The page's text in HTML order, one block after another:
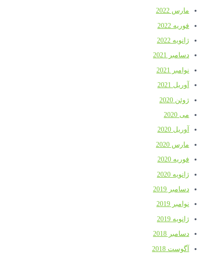
مارس 2022
فوریه 2022
ژانویه 2022
دسامبر 2021
نوامبر 2021
آوریل 2021
ژوئن 2020
می 2020
آوریل 2020
مارس 2020
فوریه 2020
ژانویه 2020
دسامبر 2019
نوامبر 2019
ژانویه 2019
دسامبر 2018
آگوست 2018